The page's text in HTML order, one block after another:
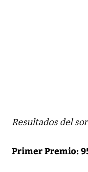
Resultados del
Primer Premio: